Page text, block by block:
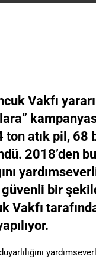
Vakfı
ton atık pil, 68
2018’den
bir
Vakfı